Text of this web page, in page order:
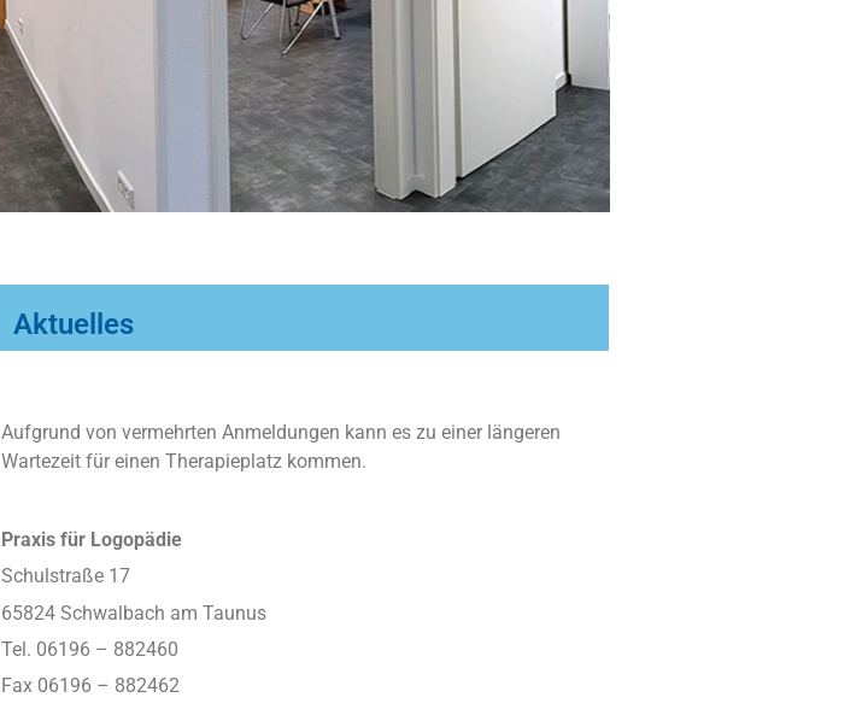
Aktuelles
Aufgrund von vermehrten Anmeldungen kann es zu einer längeren
Wartezeit für einen Therapieplatz kommen.
Praxis für Logopädie
Schulstraße 17
65824 Schwalbach am Taunus
Tel. 06196 – 882460
Fax 06196 – 882462